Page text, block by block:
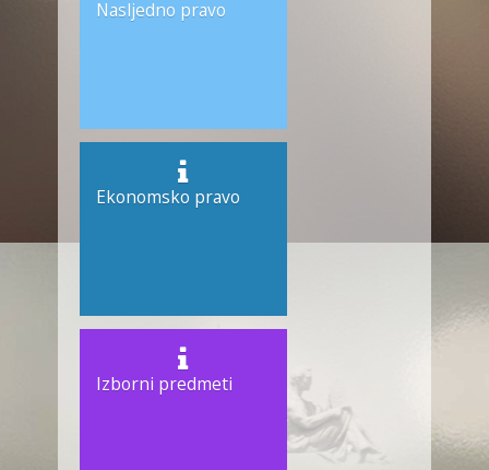
Nasljedno pravo
Ekonomsko pravo
Izborni predmeti